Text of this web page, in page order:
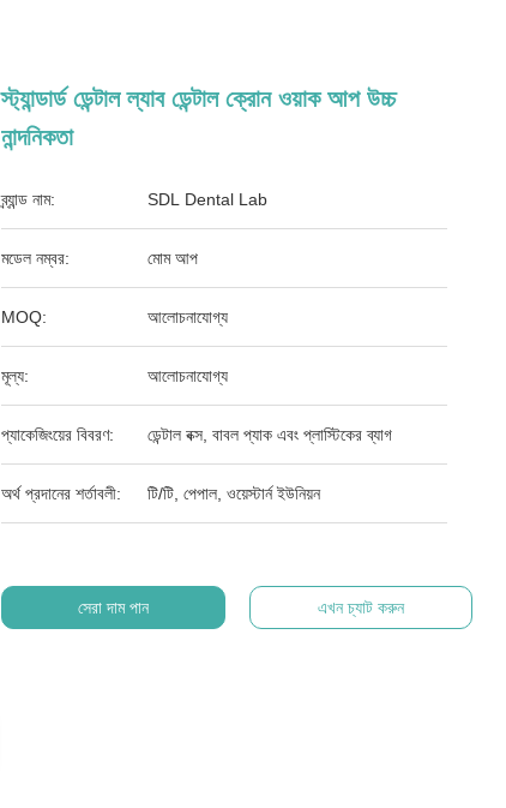
স্ট্যান্ডার্ড ডেন্টাল ল্যাব ডেন্টাল ক্রোন ওয়াক আপ উচ্চ
নান্দনিকতা
ব্র্যান্ড নাম: SDL Dental Lab
মডেল নম্বর: মোম আপ
MOQ: আলোচনাযোগ্য
মূল্য: আলোচনাযোগ্য
প্যাকেজিংয়ের বিবরণ: ডেন্টাল বক্স, বাবল প্যাক এবং প্লাস্টিকের ব্যাগ
অর্থ প্রদানের শর্তাবলী: টি/টি, পেপাল, ওয়েস্টার্ন ইউনিয়ন
সেরা দাম পান এখন চ্যাট করুন